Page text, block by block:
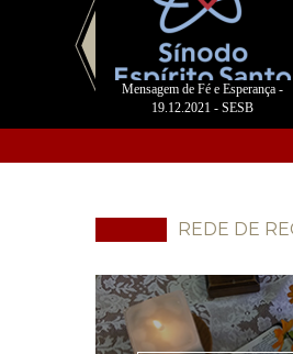
Mensagem de Fé e Esperança -
19.12.2021 - SESB
REDE DE